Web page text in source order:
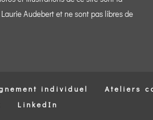
Audebert et ne sont pas libres de
individuel Ateliers
LinkedIn